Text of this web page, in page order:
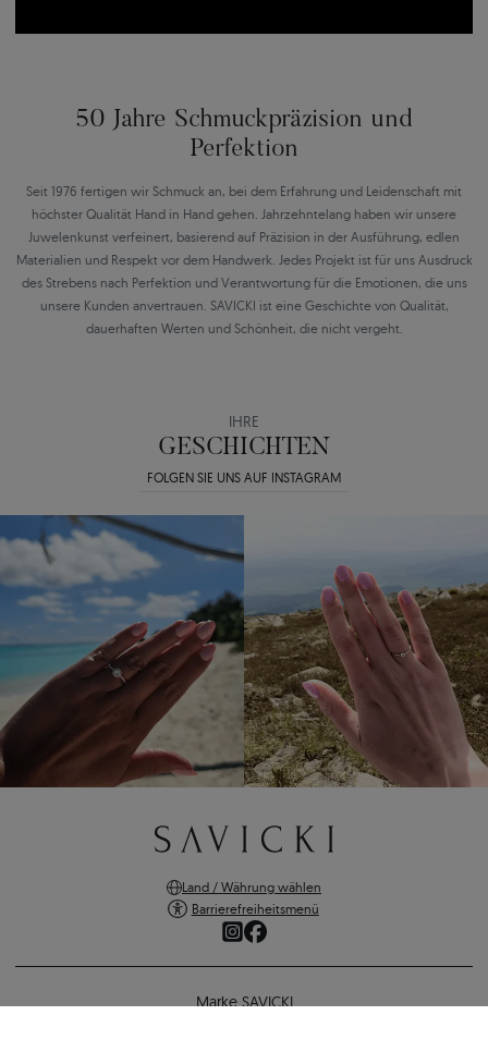
50 Jahre Schmuckpräzision und
Perfektion
Seit 1976 fertigen wir Schmuck an, bei dem Erfahrung und Leidenschaft mit
höchster Qualität Hand in Hand gehen. Jahrzehntelang haben wir unsere
Juwelenkunst verfeinert, basierend auf Präzision in der Ausführung, edlen
Materialien und Respekt vor dem Handwerk. Jedes Projekt ist für uns Ausdruck
des Strebens nach Perfektion und Verantwortung für die Emotionen, die uns
unsere Kunden anvertrauen. SAVICKI ist eine Geschichte von Qualität,
dauerhaften Werten und Schönheit, die nicht vergeht.
IHRE
GESCHICHTEN
FOLGEN SIE UNS AUF INSTAGRAM
Land / Währung wählen
Barrierefreiheitsmenü
Marke SAVICKI